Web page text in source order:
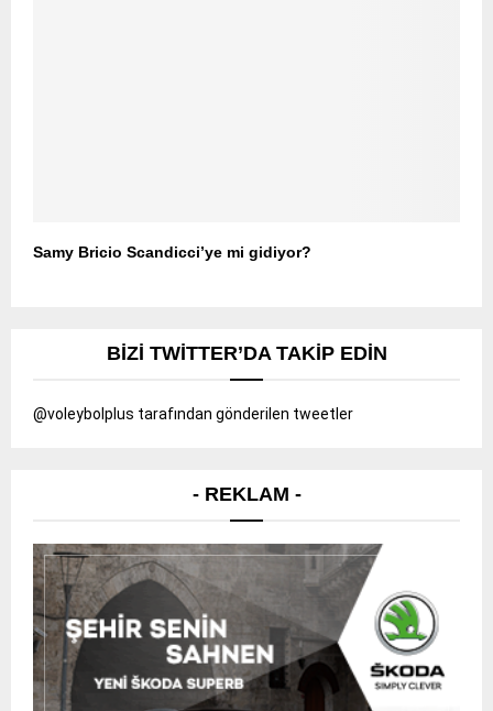
Samy Bricio Scandicci’ye mi gidiyor?
BIZI TWITTER’DA TAKIP EDIN
@voleybolplus tarafından gönderilen tweetler
- REKLAM -